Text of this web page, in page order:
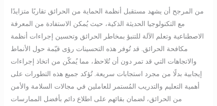
من المرجح أن يشهد مستقبل أنظمة الحماية من الحرائق تقاربًا متزايدًا
مع التكنولوجيا الحديثة الذكية، حيث يُمكن الاستفادة من المعرفة
الاصطناعية وتعلم الآلة للتنبؤ بمخاطر الحرائق وتحسين إجراءات أنظمة
مكافحة الحرائق. قد تُوفر هذه التحسينات رؤى قيّمة حول الأنماط
والاتجاهات التي قد تمر دون أن تُلاحظ، مما يُمكّن من اتخاذ إجراءات
إيجابية بدلًا من مجرد استجابات سريعة. تُؤكد جميع هذه التطورات على
أهمية التعليم والتدريب المُستمر للعاملين في مجالات السلامة والأمن
من الحرائق، لضمان بقائهم على اطلاع دائم بأفضل الممارسات